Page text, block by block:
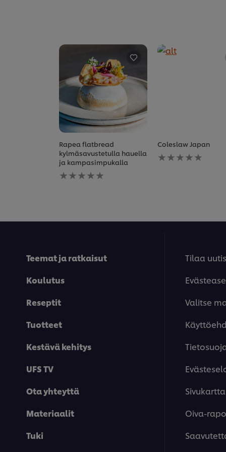
Rapea flatbread
kylmäsavustetulla hauella
ja kampasimpukalla
Ei
arvioita
Coleslaw Japan
Ei
arvioita
Teemat ja ratkaisut
Koulutus
Reseptit
Tuotteet
Kestävä kehitys
UFS TV
Ota yhteyttä
Materiaalit
Tuki
Tilaa
Valitse
Sivukartta
Oiva-